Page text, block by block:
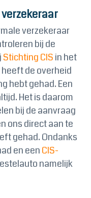
verzekeraar
bij de
Stichting CIS in het
de overheid
hebt gehad. Een
Het is daarom
bij de aanvraag
ons direct aan te
gehad. Ondanks
en een CIS-
namelijk